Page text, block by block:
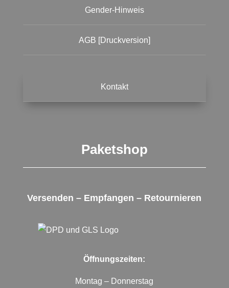
Gender-Hinweis
AGB [Druckversion]
Kontakt
Paketshop
Versenden – Empfangen – Retournieren
Öffnungszeiten:
Montag – Donnerstag